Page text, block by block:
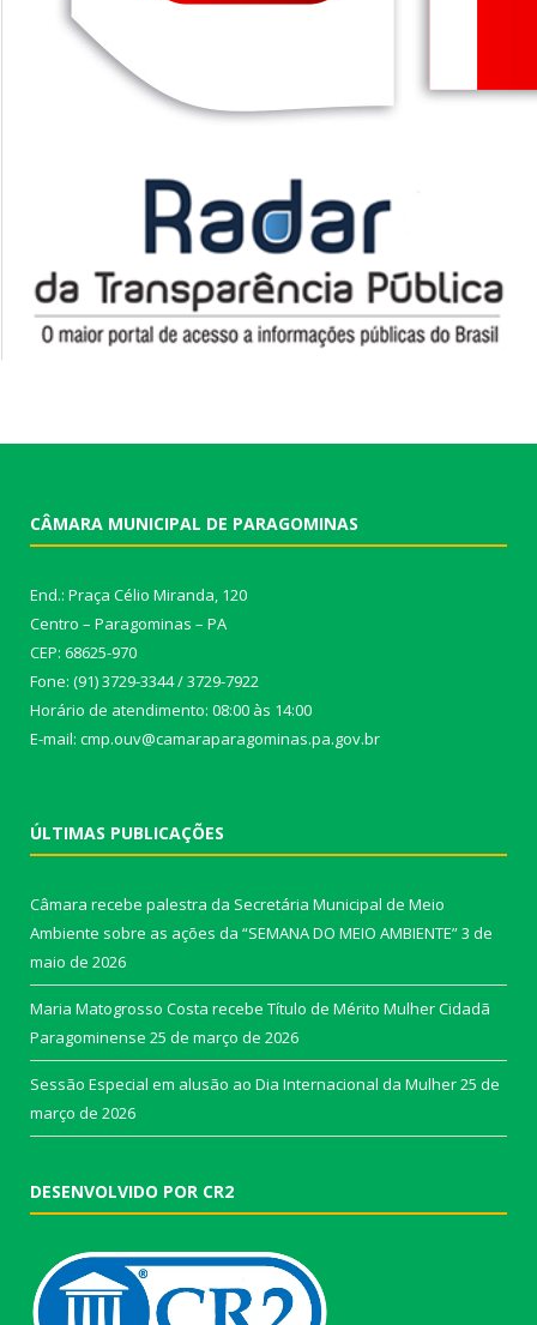
CÂMARA MUNICIPAL DE PARAGOMINAS
End.: Praça Célio Miranda, 120
Centro – Paragominas – PA
CEP: 68625-970
Fone: (91) 3729-3344 / 3729-7922
Horário de atendimento: 08:00 às 14:00
E-mail: cmp.ouv@camaraparagominas.pa.gov.br
ÚLTIMAS PUBLICAÇÕES
Câmara recebe palestra da Secretária Municipal de Meio
Ambiente sobre as ações da “SEMANA DO MEIO AMBIENTE”3 de
maio de 2026
Maria Matogrosso Costa recebe Título de Mérito Mulher Cidadã
Paragominense 25 de março de 2026
Sessão Especial em alusão ao Dia Internacional da Mulher25 de
março de 2026
DESENVOLVIDO POR CR2